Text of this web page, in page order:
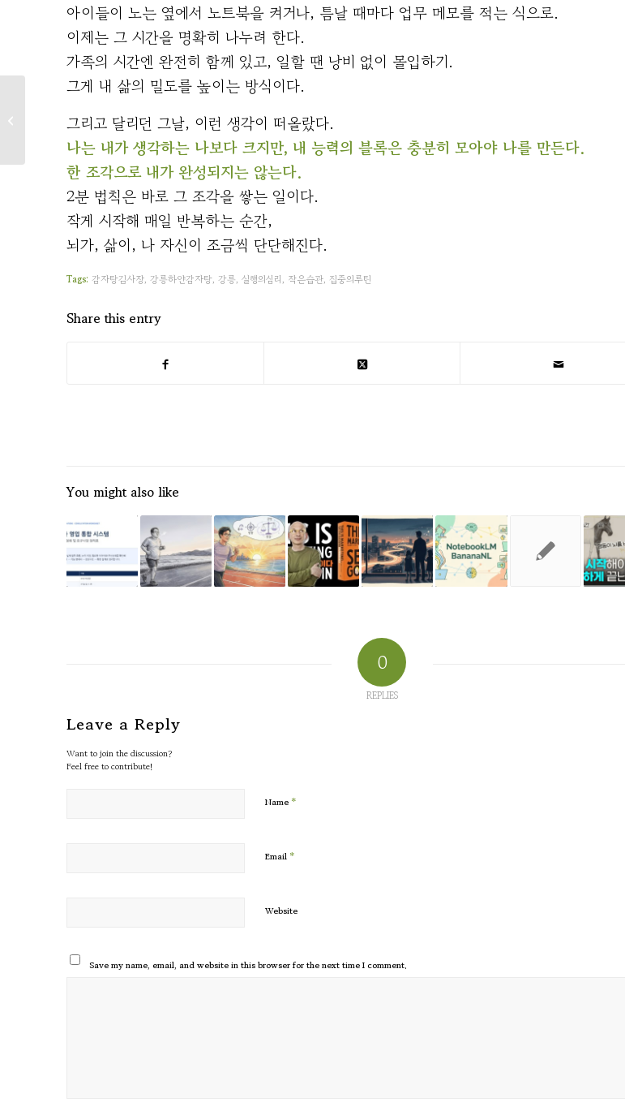
아이들이 노는 옆에서 노트북을 켜거나, 틈날 때마다 업무 메모를 적는 식으로.
이제는 그 시간을 명확히 나누려 한다.
가족의 시간엔 완전히 함께 있고, 일할 땐 낭비 없이 몰입하기.
그게 내 삶의 밀도를 높이는 방식이다.
그리고 달리던 그날, 이런 생각이 떠올랐다.
나는 내가 생각하는 나보다 크지만, 내 능력의 블록은 충분히 모아야 나를 만든다.
한 조각으로 내가 완성되지는 않는다.
2분 법칙은 바로 그 조각을 쌓는 일이다.
작게 시작해 매일 반복하는 순간,
뇌가, 삶이, 나 자신이 조금씩 단단해진다.
Tags: 감자탕김사장, 강릉하얀감자탕, 강릉, 실행의심리, 작은습관, 집중의루틴
Share this entry
You might also like
0
REPLIES
Leave a Reply
Want to join the discussion?
Feel free to contribute!
Name *
Email *
Website
Save my name, email, and website in this browser for the next time I comment.